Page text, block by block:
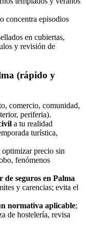
concentra episodios
en cubiertas,
y revisión de
(rápido y
comercio, comunidad,
periferia).
a tu realidad
turística,
precio sin
fenómenos
de seguros en Palma
y carencias; evita el
normativa aplicable;
de hostelería, revisa